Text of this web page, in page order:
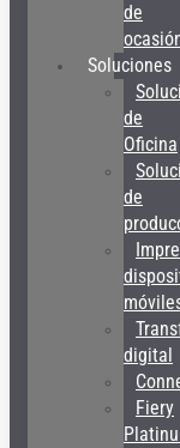
de
Soluciones
de
Oficina
de
digital
Fiery